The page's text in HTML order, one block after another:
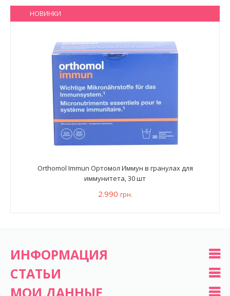
НОВИНКИ
Orthomol Immun Ортомол Иммун в гранулах для
иммунитета, 30 шт
2.990 грн.
ИНФОРМАЦИЯ
СТАТЬИ
МОИ ДАННЫЕ